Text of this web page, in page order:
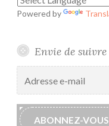
Powered by
Envie de
mail
ABONNEZ-VOUS